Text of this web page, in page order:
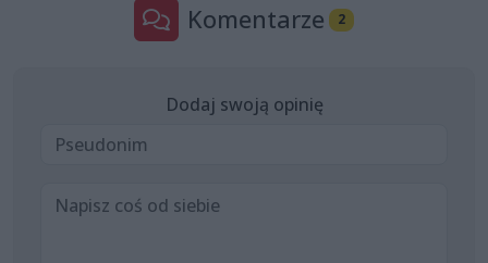
Komentarze 2
Dodaj swoją opinię